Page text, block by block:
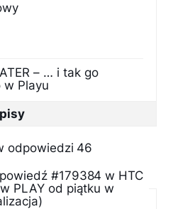
– … i tak go
w Playu
odpowiedzi 46
#179384 w HTC
PLAY od piątku w